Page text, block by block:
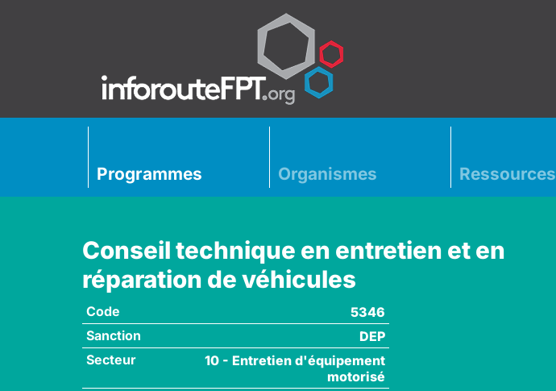
Programmes Organismes Ressources
Conseil technique en entretien et en
réparation de véhicules
Code
5346
Sanction
DEP
Secteur
10 - Entretien d'équipement
motorisé